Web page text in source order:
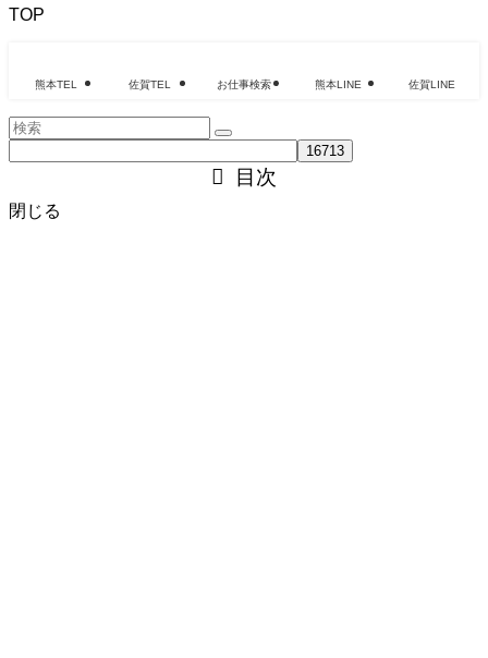
TOP
熊本TEL 佐賀TEL お仕事検索 熊本LINE 佐賀LINE
目次
閉じる